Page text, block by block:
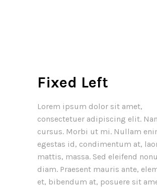
Fixed Left
Lorem ipsum dolor sit amet,
consectetuer adipiscing elit.
cursus. Morbi ut mi. Nullam
egestas id, condimentum at,
mattis, massa. Sed eleifend
diam. Praesent mauris ante,
et, bibendum at, posuere sit